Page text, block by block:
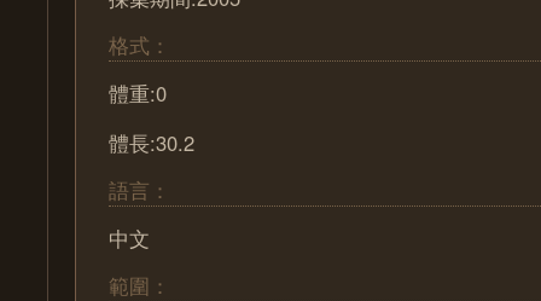
格式：
體重:0
體長:30.2
語言：
中文
範圍：